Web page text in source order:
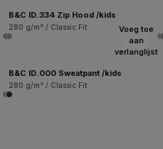
B&C ID.334 Zip Hood /kids
280 g/m² / Classic Fit
Voeg toe
aan
verlanglijst
B&C ID.000 Sweatpant /kids
280 g/m² / Classic Fit